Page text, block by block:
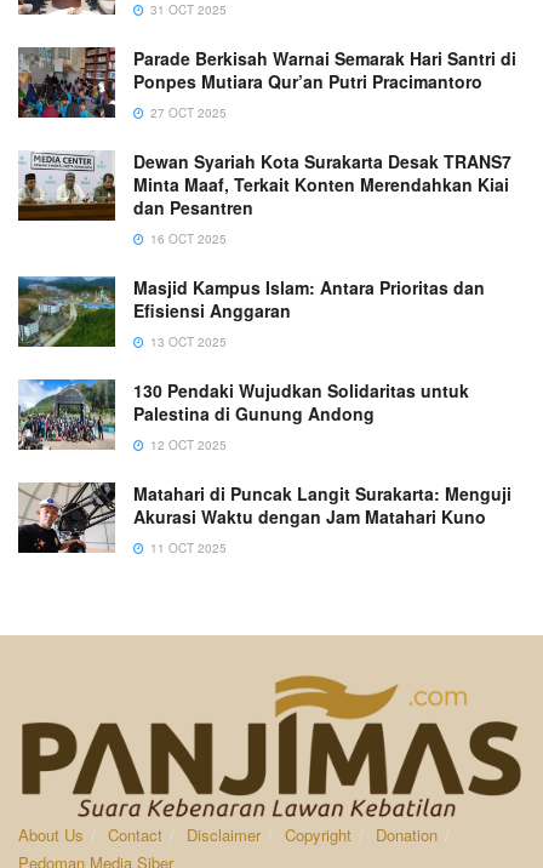
31 OCT 2025
Parade Berkisah Warnai Semarak Hari Santri di
Ponpes Mutiara Qur’an Putri Pracimantoro
27 OCT 2025
Dewan Syariah Kota Surakarta Desak TRANS7
Minta Maaf, Terkait Konten Merendahkan Kiai
dan Pesantren
16 OCT 2025
Masjid Kampus Islam: Antara Prioritas dan
Efisiensi Anggaran
13 OCT 2025
130 Pendaki Wujudkan Solidaritas untuk
Palestina di Gunung Andong
12 OCT 2025
Matahari di Puncak Langit Surakarta: Menguji
Akurasi Waktu dengan Jam Matahari Kuno
11 OCT 2025
About Us Contact Disclaimer Copyright
Donation
Pedoman Media Siber